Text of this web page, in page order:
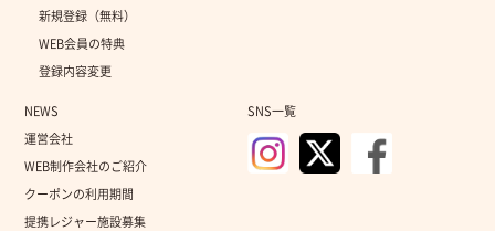
新規登録（無料）
WEB会員の特典
登録内容変更
NEWS
運営会社
WEB制作会社のご紹介
クーポンの利用期間
提携レジャー施設募集
SNS一覧